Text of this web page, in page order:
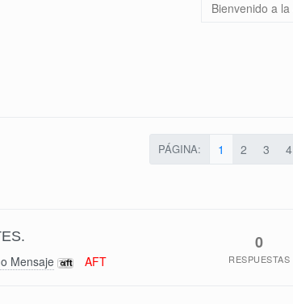
PÁGINA: 1 2 3 4
Mensaje AFT
0
RESPUESTAS